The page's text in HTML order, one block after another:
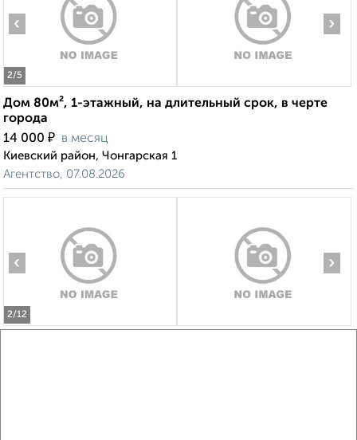
2/5
‹ ›
Дом 80м², 1-этажный, на длительный срок, в черте
города
14 000 ₽ в месяц
Киевский район, Чонгарская 1
Агентство, 07.08.2026
2/12
‹ ›